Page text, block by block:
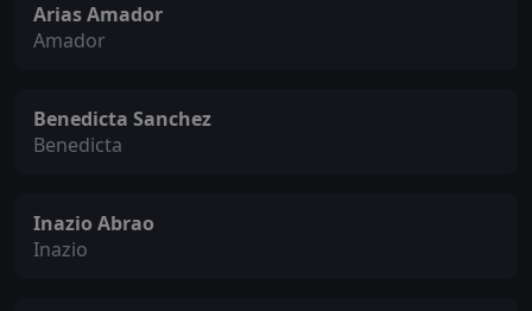
Arias Amador
Amador
Benedicta Sanchez
Benedicta
Inazio Abrao
Inazio